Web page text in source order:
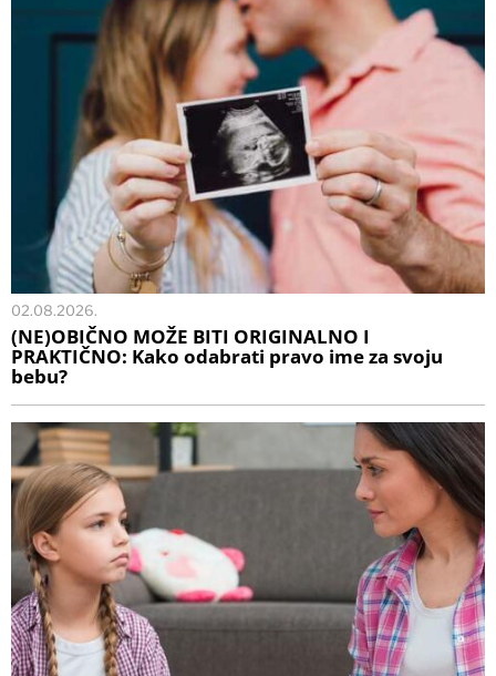
02.08.2026.
(NE)OBIČNO MOŽE BITI ORIGINALNO I
PRAKTIČNO: Kako odabrati pravo ime za svoju
bebu?